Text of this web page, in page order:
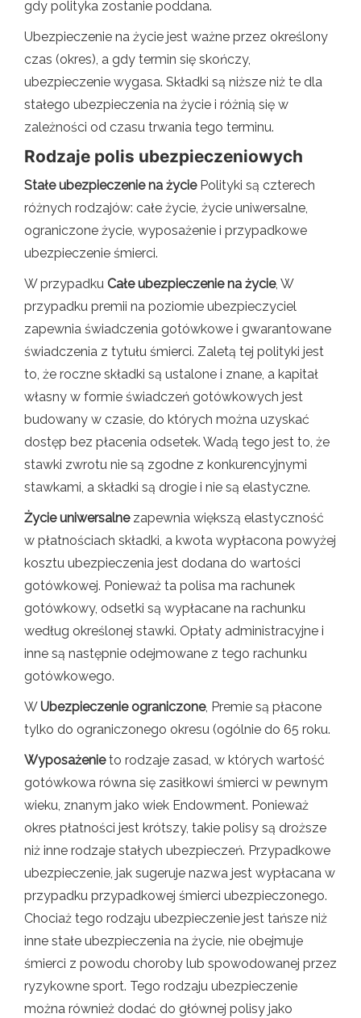
gdy polityka zostanie poddana.
Ubezpieczenie na życie jest ważne przez określony
czas (okres), a gdy termin się skończy,
ubezpieczenie wygasa. Składki są niższe niż te dla
stałego ubezpieczenia na życie i różnią się w
zależności od czasu trwania tego terminu.
Rodzaje polis ubezpieczeniowych
Stałe ubezpieczenie na życiePolityki są czterech
różnych rodzajów: całe życie, życie uniwersalne,
ograniczone życie, wyposażenie i przypadkowe
ubezpieczenie śmierci.
W przypadku Całe ubezpieczenie na życie, W
przypadku premii na poziomie ubezpieczyciel
zapewnia świadczenia gotówkowe i gwarantowane
świadczenia z tytułu śmierci. Zaletą tej polityki jest
to, że roczne składki są ustalone i znane, a kapitał
własny w formie świadczeń gotówkowych jest
budowany w czasie, do których można uzyskać
dostęp bez płacenia odsetek. Wadą tego jest to, że
stawki zwrotu nie są zgodne z konkurencyjnymi
stawkami, a składki są drogie i nie są elastyczne.
Życie uniwersalnezapewnia większą elastyczność
w płatnościach składki, a kwota wypłacona powyżej
kosztu ubezpieczenia jest dodana do wartości
gotówkowej. Ponieważ ta polisa ma rachunek
gotówkowy, odsetki są wypłacane na rachunku
według określonej stawki. Opłaty administracyjne i
inne są następnie odejmowane z tego rachunku
gotówkowego.
WUbezpieczenie ograniczone, Premie są płacone
tylko do ograniczonego okresu (ogólnie do 65 roku.
Wyposażenieto rodzaje zasad, w których wartość
gotówkowa równa się zasiłkowi śmierci w pewnym
wieku, znanym jako wiek Endowment. Ponieważ
okres płatności jest krótszy, takie polisy są droższe
niż inne rodzaje stałych ubezpieczeń. Przypadkowe
ubezpieczenie, jak sugeruje nazwa jest wypłacana w
przypadku przypadkowej śmierci ubezpieczonego.
Chociaż tego rodzaju ubezpieczenie jest tańsze niż
inne stałe ubezpieczenia na życie, nie obejmuje
śmierci z powodu choroby lub spowodowanej przez
ryzykowne sport. Tego rodzaju ubezpieczenie
można również dodać do głównej polisy jako